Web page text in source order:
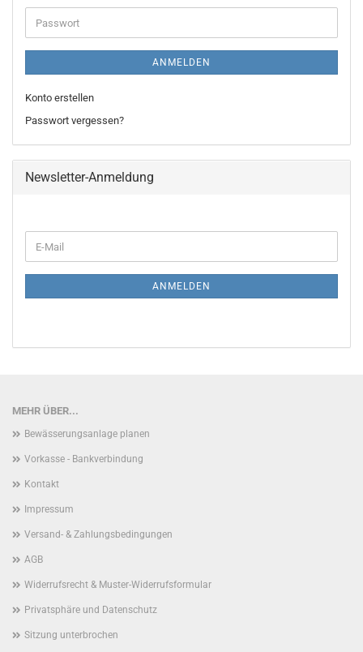
Adresse
Passwort
ANMELDEN
Konto erstellen
Passwort vergessen?
Newsletter-Anmeldung
ZUR
E-
Mail
ANMELDEN
MEHR ÜBER...
Bewässerungsanlage planen
Vorkasse - Bankverbindung
Kontakt
Impressum
Versand- & Zahlungsbedingungen
AGB
Widerrufsrecht & Muster-Widerrufsformular
Privatsphäre und Datenschutz
Sitzung unterbrochen